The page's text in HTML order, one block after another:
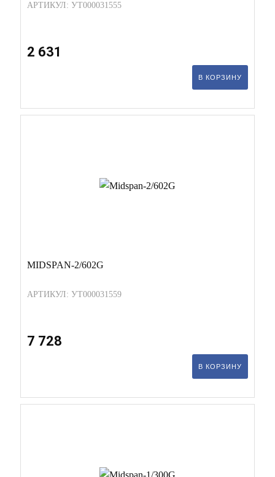
АРТИКУЛ: УТ000031555
2 631
В КОРЗИНУ
MIDSPAN-2/602G
АРТИКУЛ: УТ000031559
7 728
В КОРЗИНУ